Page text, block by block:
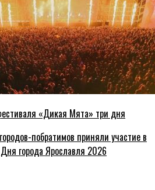
«Дикая Мята» три дня
побратимов приняли участие в
города Ярославля 2026